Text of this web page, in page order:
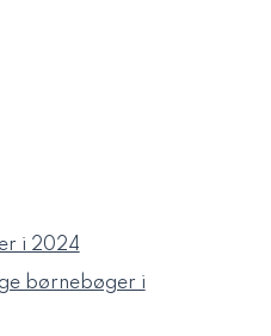
i 2024
børnebøger i